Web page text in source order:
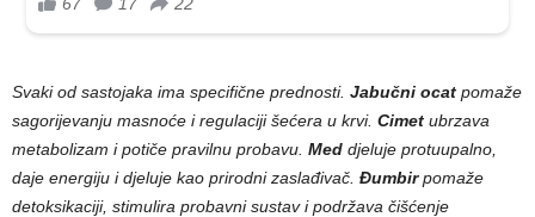
Svaki od sastojaka ima specifične prednosti. Jabučni ocat pomaže
sagorijevanju masnoće i regulaciji šećera u krvi. Cimet ubrzava
metabolizam i potiče pravilnu probavu. Med djeluje protuupalno,
daje energiju i djeluje kao prirodni zaslađivač. Đumbirpomaže
detoksikaciji, stimulira probavni sustav i podržava čišćenje